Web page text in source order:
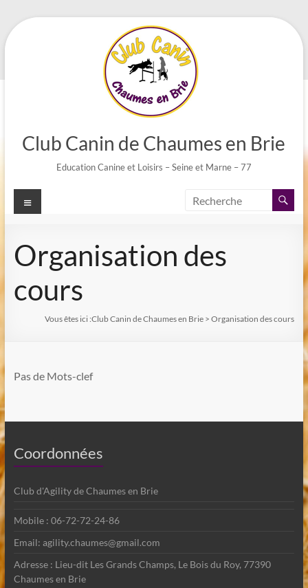
Aller
au
Club Canin de Chaumes en Brie
Education Canine et Loisirs – Seine et Marne – 77
Menu
Organisation des
cours
Vous êtes ici :Club Canin de Chaumes en Brie >Organisation des cours
Pas de Mots-clef
Coordonnées
Club d'Agility de Chaumes en Brie
Mobile : 06-72-72-24-86
Email: agility.chaumes@gmail.com
Adresse : Lieu-dit Les Grands Champs, Le Bois du Roy, 77390
Chaumes en Brie